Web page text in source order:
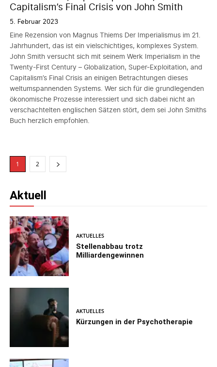
Capitalism’s Final Crisis von John Smith
5. Februar 2023
Eine Rezension von Magnus Thiems Der Imperialismus im 21.
Jahrhundert, das ist ein vielschichtiges, komplexes System.
John Smith versucht sich mit seinem Werk Imperialism in the
Twenty-First Century – Globalization, Super-Exploitation, and
Capitalism’s Final Crisis an einigen Betrachtungen dieses
weltumspannenden Systems. Wer sich für die grundlegenden
ökonomische Prozesse interessiert und sich dabei nicht an
verschachtelten englischen Sätzen stört, dem sei John Smiths
Buch herzlich empfohlen.
1 2
Aktuell
AKTUELLES
Stellenabbau trotz
Milliardengewinnen
AKTUELLES
Kürzungen in der Psychotherapie